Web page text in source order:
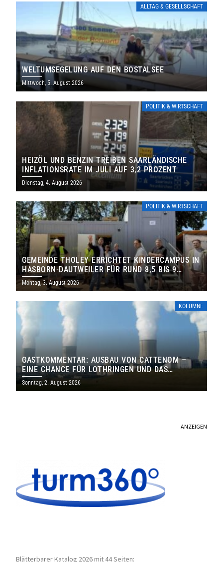
ALLTAG & GESELLSCHAFT
WELTUMSEGELUNG AUF DEN BOSTALSEE
Mittwoch, 5. August 2026
POLITIK & WIRTSCHAFT
HEIZÖL UND BENZIN TREIBEN SAARLÄNDISCHE
INFLATIONSRATE IM JULI AUF 3,2 PROZENT
Dienstag, 4. August 2026
POLITIK & WIRTSCHAFT
GEMEINDE THOLEY ERRICHTET KINDERCAMPUS IN
HASBORN-DAUTWEILER FÜR RUND 8,5 BIS 9
MILLIONEN EURO
Montag, 3. August 2026
KOLUMNE
GASTKOMMENTAR: AUSBAU VON CATTENOM –
EINE CHANCE FÜR LOTHRINGEN UND DAS
SAARLAND
Sonntag, 2. August 2026
ANZEIGEN
Blätterbarer Katalog 2026 mit 44 Seiten: